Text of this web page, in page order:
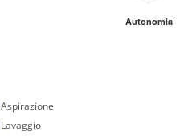
Aspirazione
Lavaggio